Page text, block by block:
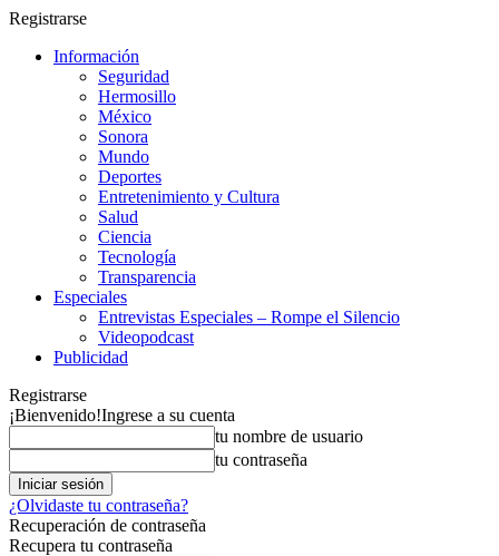
Registrarse
Información
Seguridad
Hermosillo
México
Sonora
Mundo
Deportes
Entretenimiento y Cultura
Salud
Ciencia
Tecnología
Transparencia
Especiales
Entrevistas Especiales – Rompe el Silencio
Videopodcast
Publicidad
Registrarse
¡Bienvenido!Ingrese a su cuenta
tu nombre de usuario
tu contraseña
¿Olvidaste tu contraseña?
Recuperación de contraseña
Recupera tu contraseña